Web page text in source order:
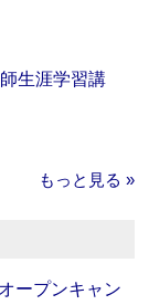
生涯学習講
もっと見る »
ープンキャン